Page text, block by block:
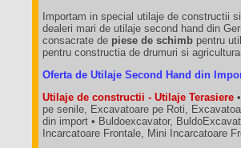
Importam in special utilaje de constructii
dealeri mari de utilaje second hand din
consacrate de piese de schimb pentru
pentru constructia de drumuri si agricultura.
Oferta de Utilaje Second Hand din
Utilaje de constructii - Utilaje Terasiere
pe senile, Excavatoare pe Roti,
din import • Buldoexcavator,
Incarcatoare Frontale, Mini Incarcatoare